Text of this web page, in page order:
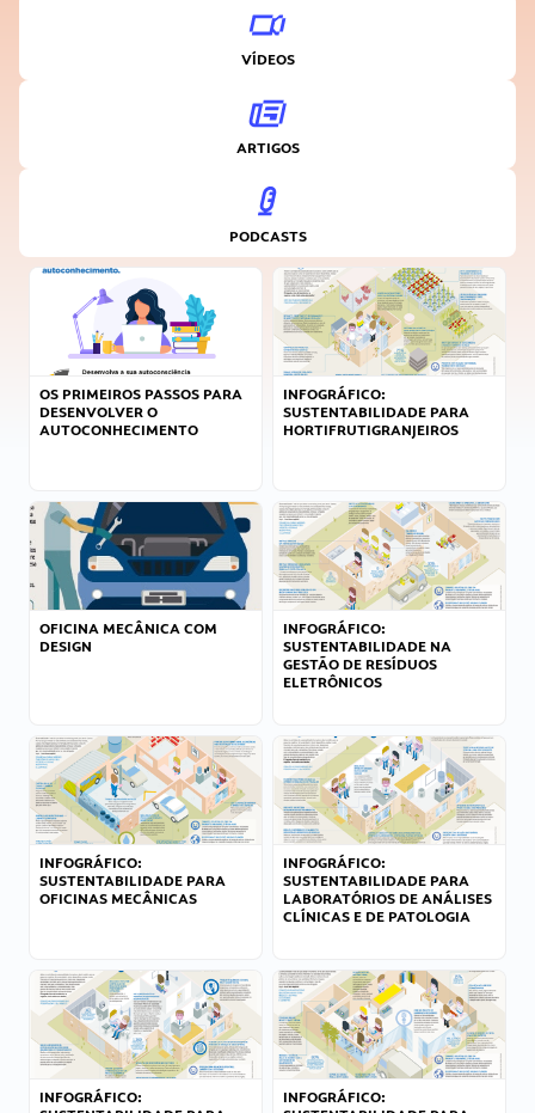
VÍDEOS
ARTIGOS
PODCASTS
OS PRIMEIROS PASSOS PARA
DESENVOLVER O
AUTOCONHECIMENTO
INFOGRÁFICO:
SUSTENTABILIDADE PARA
HORTIFRUTIGRANJEIROS
OFICINA MECÂNICA COM
DESIGN
INFOGRÁFICO:
SUSTENTABILIDADE NA
GESTÃO DE RESÍDUOS
ELETRÔNICOS
INFOGRÁFICO:
SUSTENTABILIDADE PARA
OFICINAS MECÂNICAS
INFOGRÁFICO:
SUSTENTABILIDADE PARA
LABORATÓRIOS DE ANÁLISES
CLÍNICAS E DE PATOLOGIA
INFOGRÁFICO:
INFOGRÁFICO: